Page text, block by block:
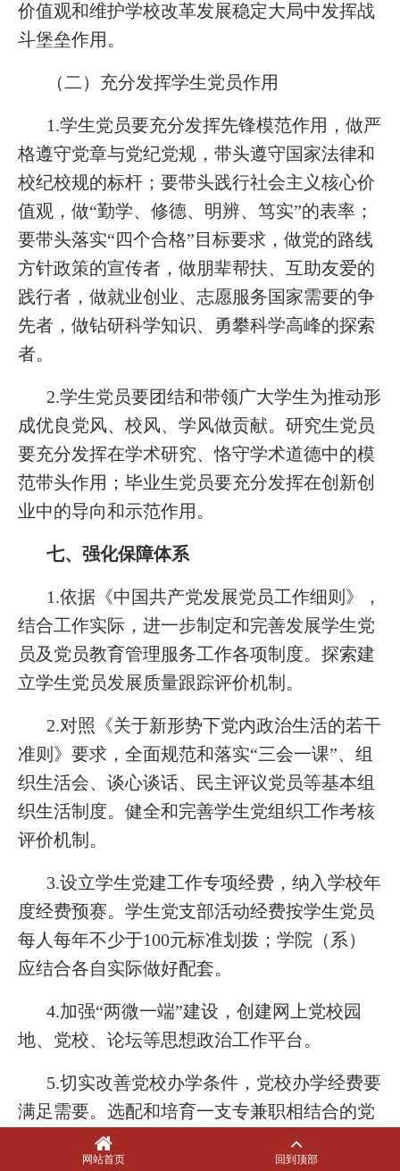
价值观和维护学校改革发展稳定大局中发挥战
斗堡垒作用。
（二）充分发挥学生党员作用
1.学生党员要充分发挥先锋模范作用，做严
格遵守党章与党纪党规，带头遵守国家法律和
校纪校规的标杆；要带头践行社会主义核心价
值观，做“勤学、修德、明辨、笃实”的表率；
要带头落实“四个合格”目标要求，做党的路线
方针政策的宣传者，做朋辈帮扶、互助友爱的
践行者，做就业创业、志愿服务国家需要的争
先者，做钻研科学知识、勇攀科学高峰的探索
者。
2.学生党员要团结和带领广大学生为推动形
成优良党风、校风、学风做贡献。研究生党员
要充分发挥在学术研究、恪守学术道德中的模
范带头作用；毕业生党员要充分发挥在创新创
业中的导向和示范作用。
七、强化保障体系
1.依据《中国共产党发展党员工作细则》，
结合工作实际，进一步制定和完善发展学生党
员及党员教育管理服务工作各项制度。探索建
立学生党员发展质量跟踪评价机制。
2.对照《关于新形势下党内政治生活的若干
准则》要求，全面规范和落实“三会一课”、组
织生活会、谈心谈话、民主评议党员等基本组
织生活制度。健全和完善学生党组织工作考核
评价机制。
3.设立学生党建工作专项经费，纳入学校年
度经费预赛。学生党支部活动经费按学生党员
每人每年不少于100元标准划拨；学院（系）
应结合各自实际做好配套。
4.加强“两微一端”建设，创建网上党校园
地、党校、论坛等思想政治工作平台。
5.切实改善党校办学条件，党校办学经费要
满足需要。选配和培育一支专兼职相结合的党
校师资队伍，提升办学质量。建立多种形式的
网站首页 回到顶部